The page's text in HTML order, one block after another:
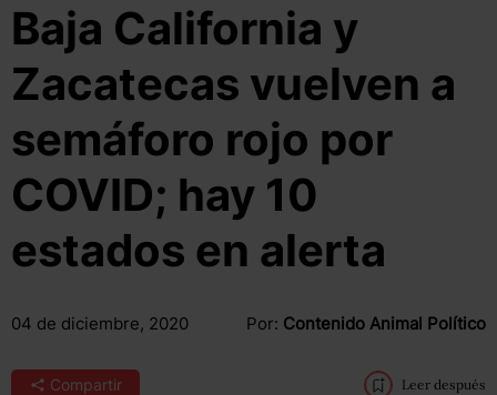
Baja California y
Zacatecas vuelven a
semáforo rojo por
COVID; hay 10
estados en alerta
04 de diciembre, 2020 Por: Contenido Animal Político
Compartir Leer después